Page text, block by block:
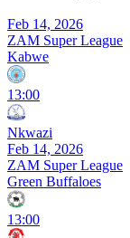
Feb 14, 2026
ZAM Super League
Kabwe
13:00
Nkwazi
Feb 14, 2026
ZAM Super League
Green Buffaloes
13:00